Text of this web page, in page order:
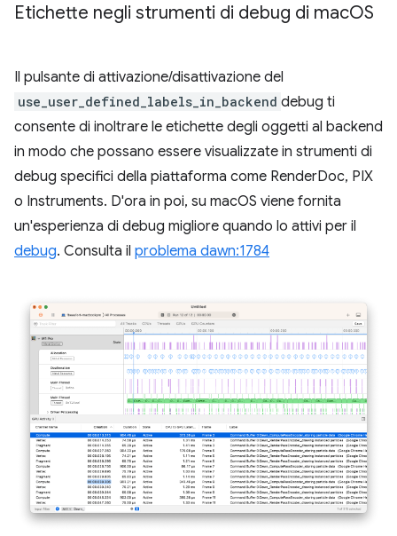
Etichette negli strumenti di debug di macOS
Il pulsante di attivazione/disattivazione del
use_user_defined_labels_in_backend debug ti
consente di inoltrare le etichette degli oggetti al backend
in modo che possano essere visualizzate in strumenti di
debug specifici della piattaforma come RenderDoc, PIX
o Instruments. D'ora in poi, su macOS viene fornita
un'esperienza di debug migliore quando lo attivi per il
debug. Consulta il problema dawn:1784